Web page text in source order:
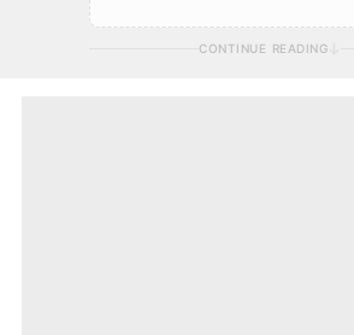
CONTINUE READING